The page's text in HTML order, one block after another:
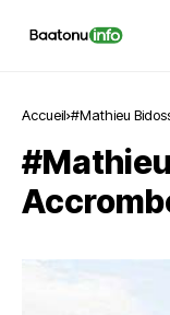
Accueil #Mathieu